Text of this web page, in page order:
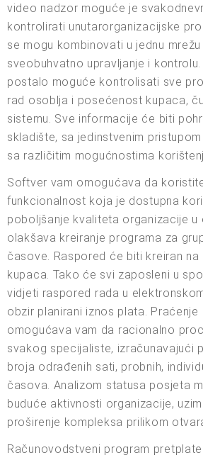
video nadzor moguće je
kontrolirati unutarorganizacijske
se mogu kombinovati u jednu
sveobuhvatno upravljanje i
postalo moguće kontrolisati sve
rad osoblja i posećenost kupaca,
sistemu. Sve informacije će biti
skladište, sa jedinstvenim
sa različitim mogućnostima
Softver vam omogućava da
funkcionalnost koja je dostupna
poboljšanje kvaliteta organizacije u
olakšava kreiranje programa za
časove. Raspored će biti kreiran
kupaca. Tako će svi zaposleni u
vidjeti raspored rada u
obzir planirani iznos plata. Praćenje
omogućava vam da racionalno
svakog specijaliste, izračunavajući
broja odrađenih sati, probnih,
časova. Analizom statusa posjeta
buduće aktivnosti organizacije,
proširenje kompleksa prilikom
Računovodstveni program